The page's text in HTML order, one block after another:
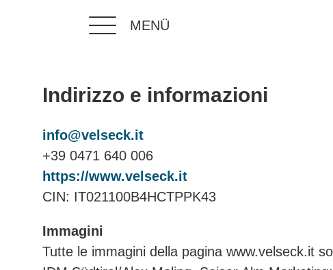
MENÜ
Indirizzo e informazioni
info@velseck.it
+39 0471 640 006
https://www.velseck.it
CIN: IT021100B4HCTPPK43
Immagini
Tutte le immagini della pagina www.velseck.it